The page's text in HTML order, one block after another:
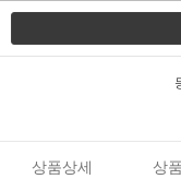
상품상세 상